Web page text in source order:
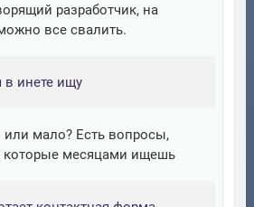
разработчик, на
все свалить.
в инете ищу
или мало? Есть вопросы,
которые месяцами ищешь